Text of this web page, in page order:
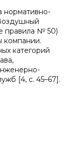
нормативно-
правила № 50)
компании.
категорий
[4, с. 45–67].